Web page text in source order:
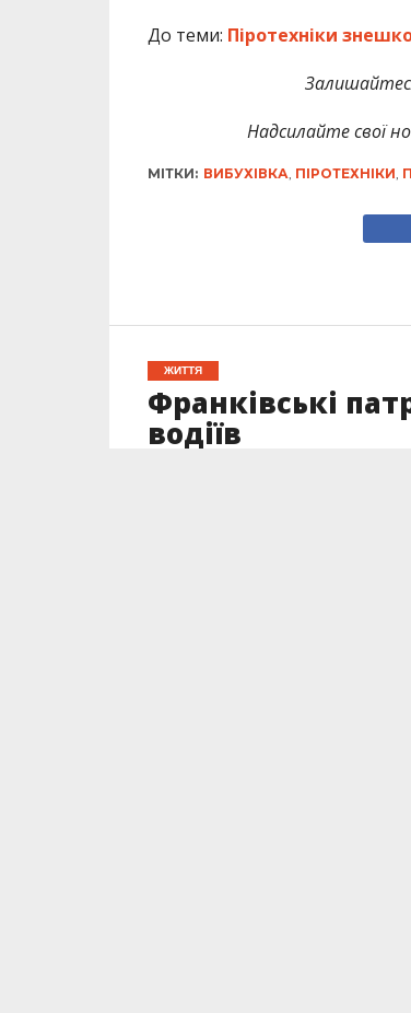
До теми: Піротехніки
Надсилайте свої
МІТКИ: ВИБУХІВКА ПІРОТЕХНІКИ
ЖИТТЯ
Франківські
водіїв